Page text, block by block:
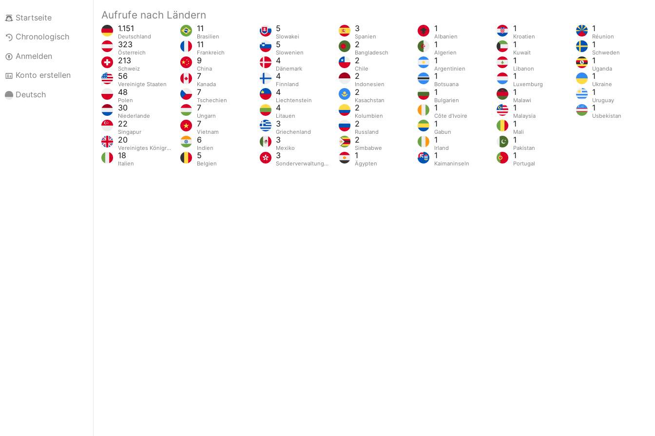
Startseite
Chronologisch
Anmelden
Konto erstellen
Deutsch
Aufrufe nach Ländern
1.151
Deutschland
323
Österreich
213
Schweiz
56
Vereinigte Staaten
48
Polen
30
Niederlande
22
Singapur
20
Vereinigtes Königreich
18
Italien
11
Brasilien
11
Frankreich
9
China
7
Kanada
7
Tschechien
7
Ungarn
7
Vietnam
6
Indien
5
Belgien
5
Slowakei
5
Slowenien
4
Dänemark
4
Finnland
4
Liechtenstein
4
Litauen
3
Griechenland
3
Mexiko
3
Sonderverwaltungsregion Hongkong
3
Spanien
2
Bangladesch
2
Chile
2
Indonesien
2
Kasachstan
2
Kolumbien
2
Russland
2
Simbabwe
1
Ägypten
1
Albanien
1
Algerien
1
Argentinien
1
Botsuana
1
Bulgarien
1
Côte d’Ivoire
1
Gabun
1
Irland
1
Kaimaninseln
1
Kroatien
1
Kuwait
1
Libanon
1
Luxemburg
1
Malawi
1
Malaysia
1
Mali
1
Pakistan
1
Portugal
1
Réunion
1
Schweden
1
Uganda
1
Ukraine
1
Uruguay
1
Usbekistan